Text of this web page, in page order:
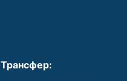
Трансфер: